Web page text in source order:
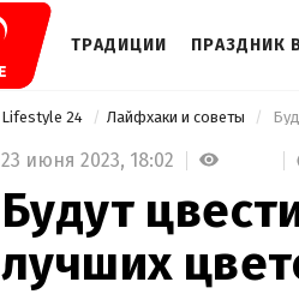
ТРАДИЦИИ ПРАЗДНИК
Lifestyle 24 Лайфхаки и советы
23 июня 2023, 18:02
Будут
лучших